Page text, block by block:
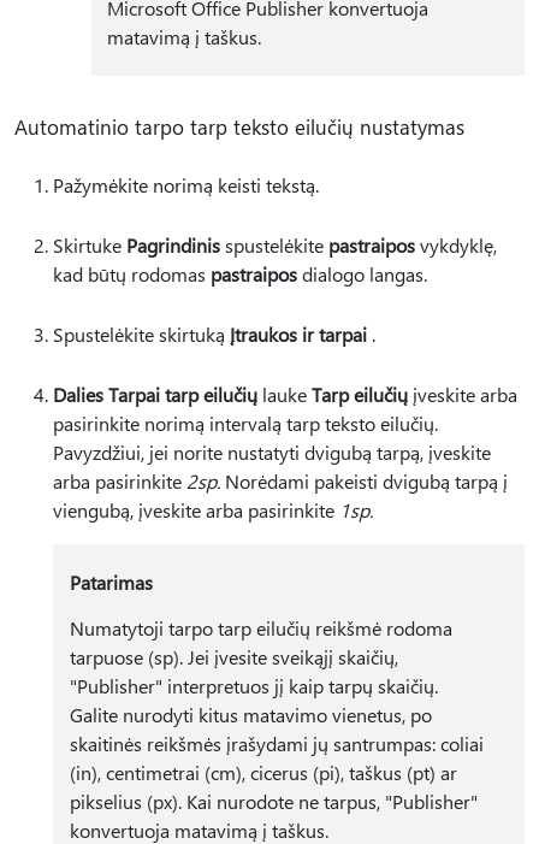
Microsoft Office Publisher konvertuoja
matavimą į taškus.
Automatinio tarpo tarp teksto eilučių nustatymas
Pažymėkite norimą keisti tekstą.
Skirtuke Pagrindinisspustelėkite pastraiposvykdyklę,
kad būtų rodomas pastraiposdialogo langas.
Spustelėkite skirtuką Įtraukos ir tarpai .
Dalies Tarpai tarp eilučių laukeTarp eilučių įveskite arba
pasirinkite norimą intervalą tarp teksto eilučių.
Pavyzdžiui, jei norite nustatyti dvigubą tarpą, įveskite
arba pasirinkite 2sp. Norėdami pakeisti dvigubą tarpą į
viengubą, įveskite arba pasirinkite 1sp.
Patarimas
Numatytoji tarpo tarp eilučių reikšmė rodoma
tarpuose (sp). Jei įvesite sveikąjį skaičių,
"Publisher" interpretuos jį kaip tarpų skaičių.
Galite nurodyti kitus matavimo vienetus, po
skaitinės reikšmės įrašydami jų santrumpas: coliai
(in), centimetrai (cm), cicerus (pi), taškus (pt) ar
pikselius (px). Kai nurodote ne tarpus, "Publisher"
konvertuoja matavimą į taškus.